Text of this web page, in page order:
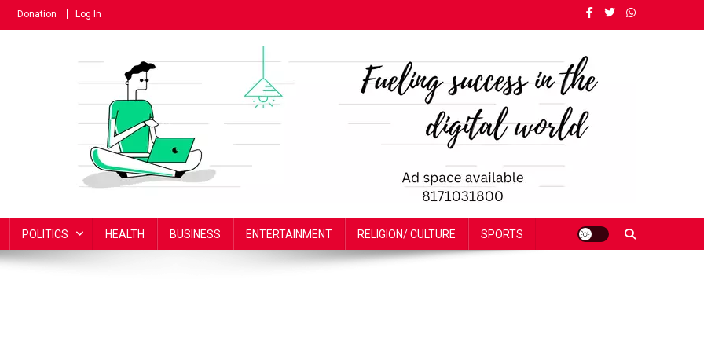
Donation Log In
POLITICS HEALTH BUSINESS ENTERTAINMENT RELIGION/ CULTURE SPORTS